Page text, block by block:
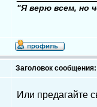
"Я верю всем, но
Заголовок сообщения:
Или предагайте